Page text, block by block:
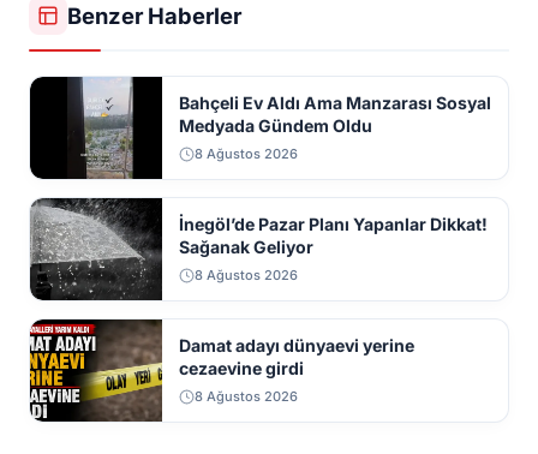
Benzer Haberler
Bahçeli Ev Aldı Ama Manzarası Sosyal
Medyada Gündem Oldu
8 Ağustos 2026
İnegöl’de Pazar Planı Yapanlar Dikkat!
Sağanak Geliyor
8 Ağustos 2026
Damat adayı dünyaevi yerine
cezaevine girdi
8 Ağustos 2026